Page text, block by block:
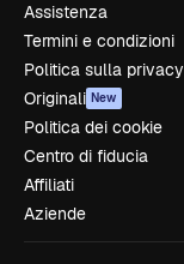
Assistenza
Termini e condizioni
Politica sulla privacy
Originali New
Politica dei cookie
Centro di fiducia
Affiliati
Aziende